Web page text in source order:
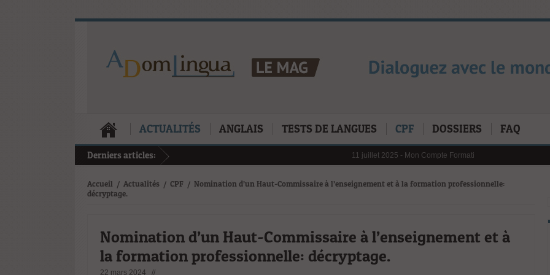
ACTUALITÉS ANGLAIS TESTS DE LANGUES CPF DOSSIERS FAQ
Derniers articles: 11 juillet 2025 -Mon Compte Formation (CPF) en 2025 : Les
6 janvier 2025 -Au 1er janvier 2025, le reste à charge pour
21 octobre 2024 -L’importance cruciale de la formation
Accueil / Actualités / CPF / Nomination d’un Haut-Commissaire à l’enseignement et à la formation professionnelle:
décryptage.
Nomination d’un Haut-Commissaire à l’enseignement et à
la formation professionnelle: décryptage.
22 mars 2024 //